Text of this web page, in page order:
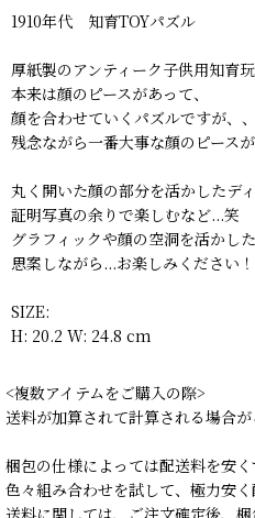
1910年代 知育TOYパズル
厚紙製のアンティーク子供用知育
本来は顔のピースがあって、
顔を合わせていくパズルですが、、
残念ながら一番大事な顔のピース
丸く開いた顔の部分を活かしたデ
証明写真の余りで楽しむなど...笑
グラフィックや顔の空洞を活かし
思案しながら...お楽しみください！
SIZE:
H: 20.2 W: 24.8 cm
<複数アイテムをご購入の際>
送料が加算されて計算される場合が
梱包の仕様によっては配送料を安く
色々組み合わせを試して、極力安